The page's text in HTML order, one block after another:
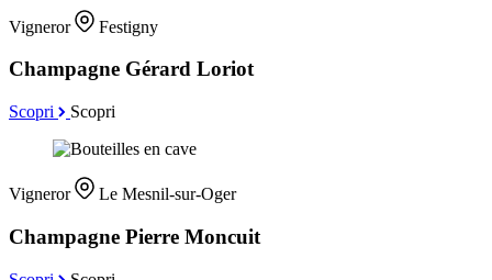
Vigneror Festigny
Champagne Gérard Loriot
Scopri Scopri
Vigneror Le Mesnil-sur-Oger
Champagne Pierre Moncuit